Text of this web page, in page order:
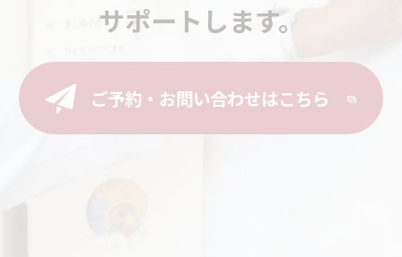
サポートします。
ご予約・お問い合わせはこちら